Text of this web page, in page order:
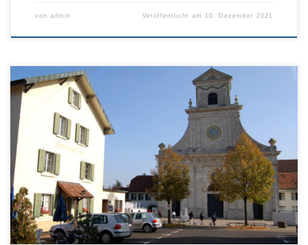
von admin Veröffentlicht am 10. Dezember 2021
Fotos Thierstein